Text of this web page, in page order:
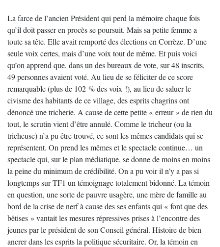
La farce de l’ancien Président qui perd la mémoire chaque fois
qu’il doit passer en procès se poursuit. Mais sa petite femme a
toute sa tête. Elle avait remporté des élections en Corrèze. D’une
seule voix certes, mais d’une voix tout de même. Et puis voici
qu’on apprend que, dans un des bureaux de vote, sur 48 inscrits,
49 personnes avaient voté. Au lieu de se féliciter de ce score
remarquable (plus de 102 % des voix !), au lieu de saluer le
civisme des habitants de ce village, des esprits chagrins ont
dénoncé une tricherie. A cause de cette petite « erreur » de rien du
tout, le scrutin vient d’être annulé. Comme le tricheur (ou la
tricheuse) n’a pu être trouvé, ce sont les mêmes candidats qui se
représentent. On prend les mêmes et le spectacle continue… un
spectacle qui, sur le plan médiatique, se donne de moins en moins
la peine du minimum de crédibilité. On a pu voir il n’y a pas si
longtemps sur TF1 un témoignage totalement bidonné. La témoin
en question, une sorte de pauvre usagère, une mère de famille au
bord de la crise de nerf à cause des ses enfants qui « font que des
bêtises » vantait les mesures répressives prises à l’encontre des
jeunes par le président de son Conseil général. Histoire de bien
ancrer dans les esprits la politique sécuritaire. Or, la témoin en